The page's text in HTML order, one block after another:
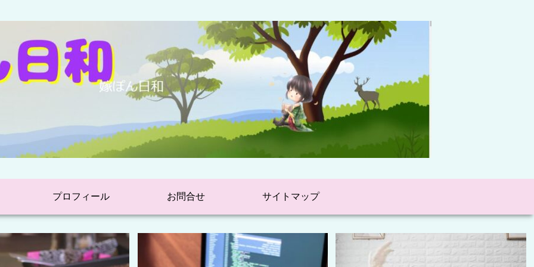
プロフィール お問合せ サイトマップ